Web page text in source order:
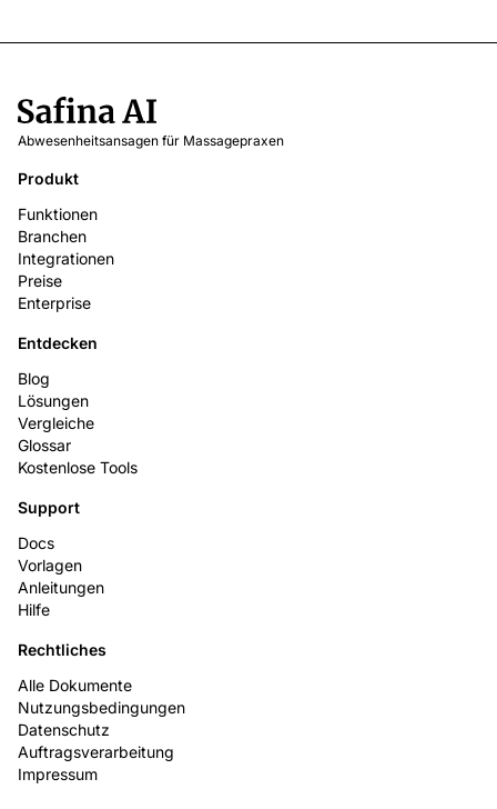
Abwesenheitsansagen für Massagepraxen
Produkt
Funktionen
Branchen
Integrationen
Preise
Enterprise
Entdecken
Blog
Lösungen
Vergleiche
Glossar
Kostenlose Tools
Support
Docs
Vorlagen
Anleitungen
Hilfe
Rechtliches
Alle Dokumente
Nutzungsbedingungen
Datenschutz
Auftragsverarbeitung
Impressum